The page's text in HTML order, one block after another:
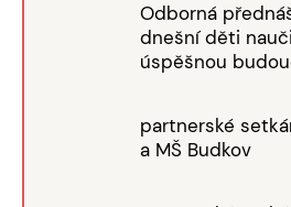
Odborná
dnešní děti
úspěšnou
partnerské
a MŠ Budkov